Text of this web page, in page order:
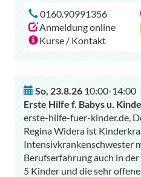
0160.90991356
Anmeldung online
Kurse / Kontakt
So, 23.8.26 10:00-14:00
Erste Hilfe f. Babys u.
erste-hilfe-fuer-kinder.de,
Regina Widera ist
Intensivkrankenschwester
Berufserfahrung auch in
5 Kinder und die sehr